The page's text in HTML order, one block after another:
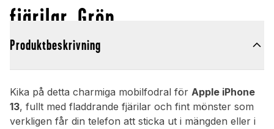
fjärilar, Grön
Produktbeskrivning
Kika på detta charmiga mobilfodral för Apple iPhone
13, fullt med fladdrande fjärilar och fint mönster som
verkligen får din telefon att sticka ut i mängden eller i